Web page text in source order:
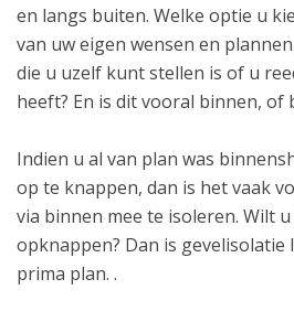
en langs buiten. Welke optie u
van uw eigen wensen en
die u uzelf kunt stellen is of u
heeft? En is dit vooral binnen, of
Indien u al van plan was
op te knappen, dan is het vaak
via binnen mee te isoleren. Wilt
opknappen? Dan is gevelisolatie
prima plan. .